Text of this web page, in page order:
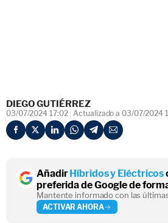
DIEGO GUTIÉRREZ
03/07/2024 17:02 Actualizado a 03/07/2024
AñadirHíbridos y Eléctricos
preferida de Google de
Mantente informado con las
ACTIVAR AHORA